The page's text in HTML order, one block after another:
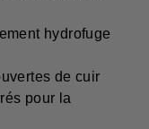
hydrofuge
de cuir
pour la